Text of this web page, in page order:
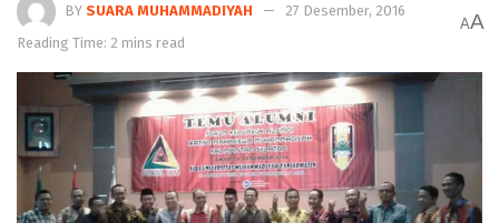
BY SUARA MUHAMMADIYAH
27 Desember, 2016
Reading Time: 2 mins read
AA